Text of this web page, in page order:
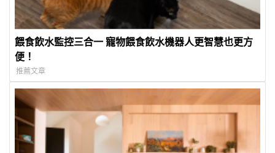
餵食飲水監控三合一 寵物餵食飲水機器人更智慧也更方
便！
推薦文章